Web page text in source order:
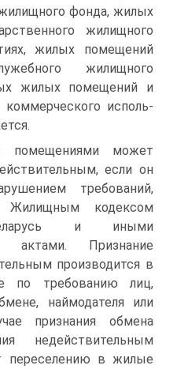
фонда, жилых
жилищного
жилых помещений
жилищного
жилых помещений и
исполь­
может
если он
требований,
Жилищным кодексом
и иными
актами. Признание
производится в
по требованию лиц,
наймодателя или
признания обмена
недействительным
переселе­нию в жилые